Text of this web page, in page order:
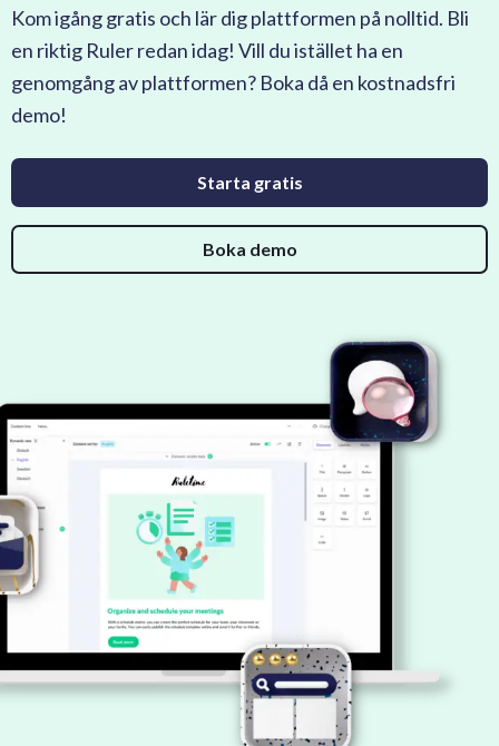
Kom igång gratis och lär dig plattformen på nolltid. Bli
en riktig Ruler redan idag! Vill du istället ha en
genomgång av plattformen? Boka då en kostnadsfri
demo!
Starta gratis
Boka demo